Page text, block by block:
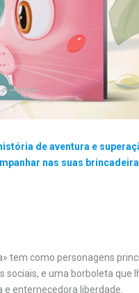
de aventura e
nas suas
tem como personagens
e uma borboleta que
enternecedora liberdade.